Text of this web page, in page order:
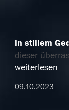
in stillem
dieser
weiterlesen
09.10.2023